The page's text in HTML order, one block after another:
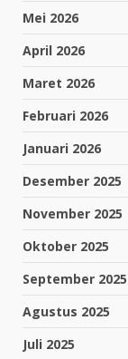
Mei 2026
April 2026
Maret 2026
Februari 2026
Januari 2026
Desember 2025
November 2025
Oktober 2025
September 2025
Agustus 2025
Juli 2025